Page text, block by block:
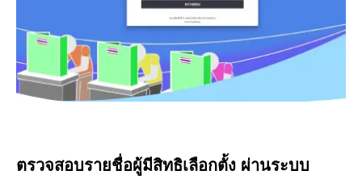
ตรวจสอบรายชื่อผู้มีสิทธิเลือกตั้ง ผ่านระบบ